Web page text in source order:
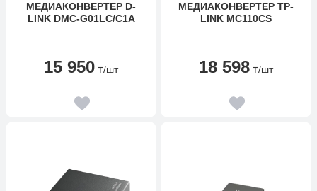
МЕДИАКОНВЕРТЕР D-
LINK DMC-G01LC/C1A
15 950 ₸/шт
MЕДИАКОНВЕРТЕР TP-
LINK MC110CS
18 598 ₸/шт